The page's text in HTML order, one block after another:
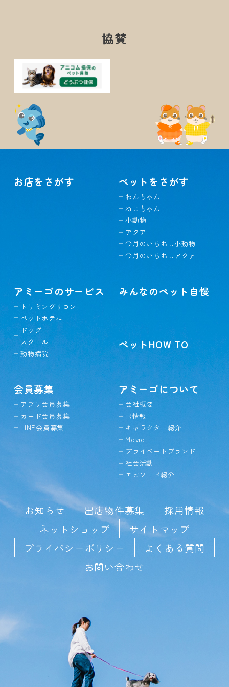
協賛
お店をさがす ペットをさがす
わんちゃん
ねこちゃん
小動物
アクア
今月のいちおし小動物
今月のいちおしアクア
アミーゴのサービス
トリミングサロン
ペットホテル
ドッグ
スクール
動物病院
みんなのペット自慢
ペットHOW TO
会員募集
アプリ会員募集
カード会員募集
LINE会員募集
アミーゴについて
会社概要
IR情報
キャラクター紹介
Movie
プライベートブランド
社会活動
エピソード紹介
お知らせ 出店物件募集
採用情報
ネットショップ
サイトマップ
プライバシーポリシー
よくある質問
お問い合わせ